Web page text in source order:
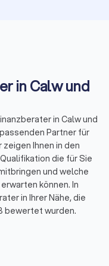
in Calw und
in Calw und
Partner für
Ihnen in den
die für Sie
und welche
können. In
in Ihrer Nähe, die
bewertet wurden.